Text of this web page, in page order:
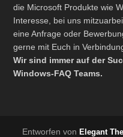
die Microsoft Produkte wie
Interesse, bei uns
eine Anfrage oder
gerne mit Euch in
Wir sind immer auf der
Windows-FAQ Teams.
Entworfen von Elegant